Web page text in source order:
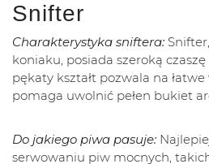
Snifter
Charakterystyka sniftera:
koniaku, posiada szeroką
pękaty kształt pozwala na
pomaga uwolnić pełen bukiet
Do jakiego piwa pasuje:
serwowaniu piw mocnych,